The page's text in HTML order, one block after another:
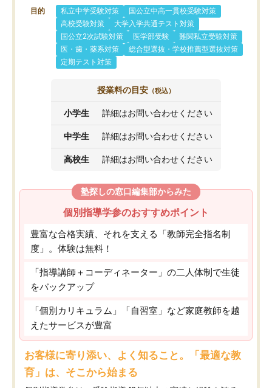
目的 私立中学受験対策
国公立中高一貫校受験対策
高校受験対策
大学入学共通テスト対策
国公立2次試験対策
医学部受験
難関私立受験対策
医・歯・薬系対策
総合型選抜・学校推薦型選抜対策
定期テスト対策
授業料の目安 （税込）
小学生 詳細はお問い合わせください
中学生 詳細はお問い合わせください
高校生 詳細はお問い合わせください
塾探しの窓口編集部からみた
個別指導学参のおすすめポイント
豊富な合格実績、それを支える「教師完全指名制
度」。体験は無料！
「指導講師＋コーディネーター」の二人体制で生徒
をバックアップ
「個別カリキュラム」「自習室」など家庭教師を越
えたサービスが豊富
お客様に寄り添い、よく知ること。「最適な教
育」は、そこから始まる